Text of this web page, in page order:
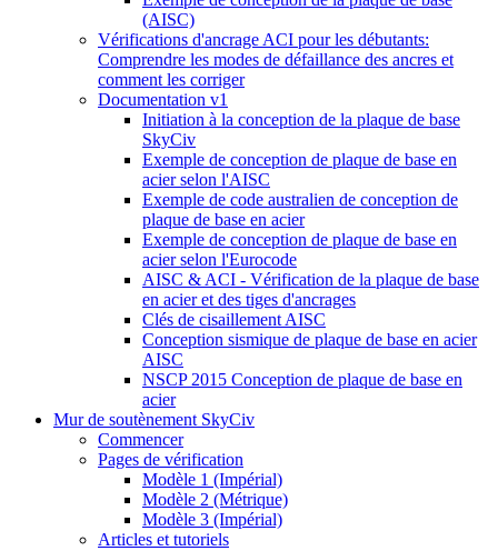
(AISC)
Vérifications d'ancrage ACI pour les débutants:
Comprendre les modes de défaillance des ancres et
comment les corriger
Documentation v1
Initiation à la conception de la plaque de base
SkyCiv
Exemple de conception de plaque de base en
acier selon l'AISC
Exemple de code australien de conception de
plaque de base en acier
Exemple de conception de plaque de base en
acier selon l'Eurocode
AISC & ACI - Vérification de la plaque de base
en acier et des tiges d'ancrages
Clés de cisaillement AISC
Conception sismique de plaque de base en acier
AISC
NSCP 2015 Conception de plaque de base en
acier
Mur de soutènement SkyCiv
Commencer
Pages de vérification
Modèle 1 (Impérial)
Modèle 2 (Métrique)
Modèle 3 (Impérial)
Articles et tutoriels